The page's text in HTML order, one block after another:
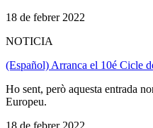
18 de febrer 2022
NOTICIA
(Español) Arranca el 10é Cicle
Ho sent, però aquesta entrada
Europeu.
18 de febrer 2022